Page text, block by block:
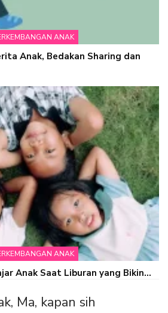
ANAK
Anak, Bedakan Sharing dan
ANAK
Anak Saat Liburan yang Bikin…
Ma, kapan sih